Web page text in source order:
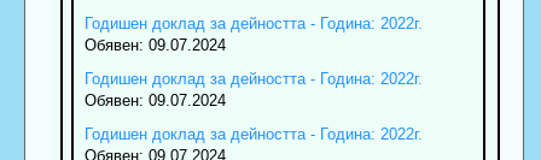
Годишен доклад за дейността - Година: 2022г.
Обявен: 09.07.2024
Годишен доклад за дейността - Година: 2022г.
Обявен: 09.07.2024
Годишен доклад за дейността - Година: 2022г.
Обявен: 09.07.2024